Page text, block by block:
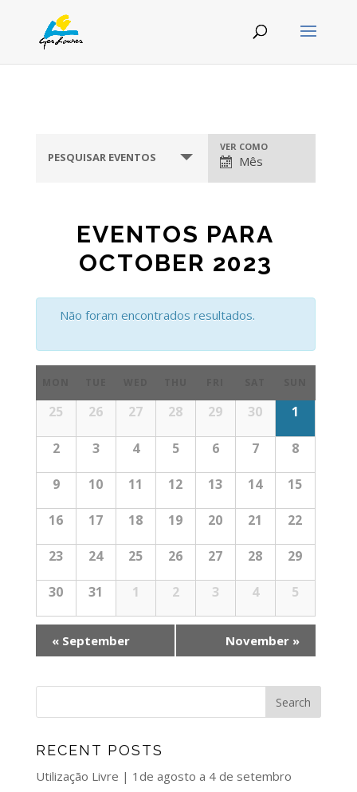
PESQUISAR EVENTOS
NAVEGAÇÃO
DE
VER COMO
Mês
EVENTOS PARA
OCTOBER 2023
Não foram encontrados resultados.
25 26 27 28 29 30 1
2 3 4 5 6 7 8
9 10 11 12 13 14 15
16 17 18 19 20 21 22
23 24 25 26 27 28 29
30 31 1 2 3 4 5
NAVEGAÇÃO
MÊS
«September November »
RECENT POSTS
Utilização Livre | 1de agosto a 4 de setembro